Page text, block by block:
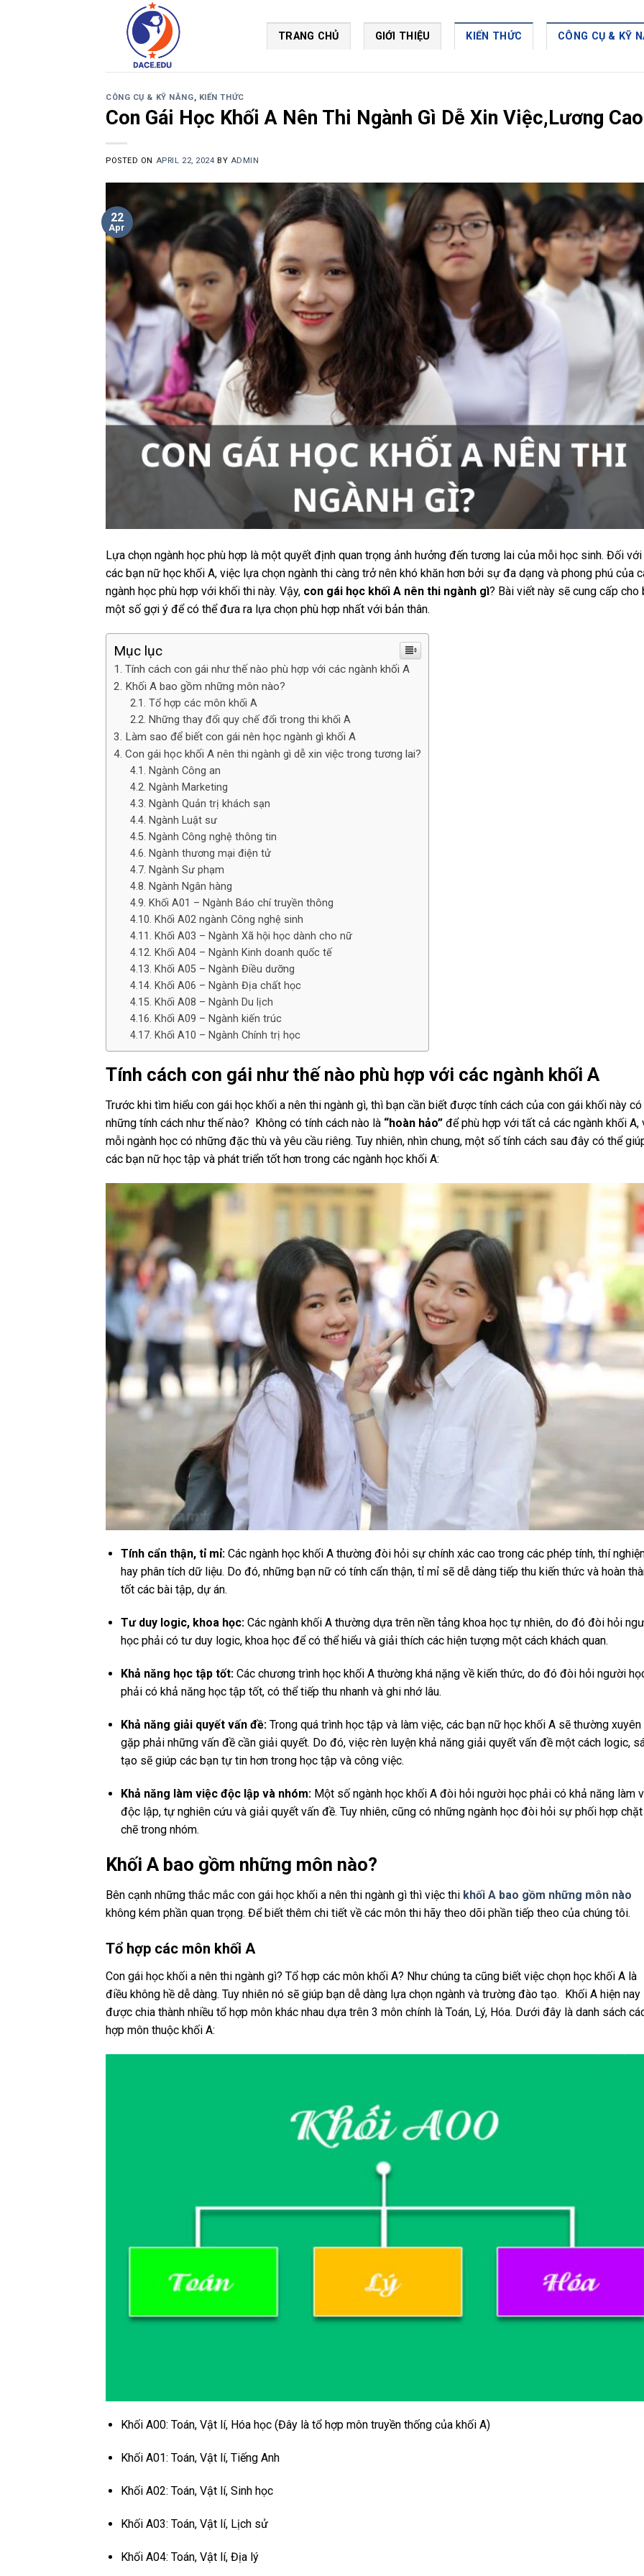
TRANG CHỦ GIỚI THIỆU KIẾN THỨC CÔNG CỤ & KỸ
CÔNG CỤ & KỸ NĂNG, KIẾN THỨC
Con Gái Học Khối A Nên Thi Ngành Gì Dễ Xin Việc,Lương Cao
POSTED ON APRIL 22, 2024 BY ADMIN
22
Apr
Lựa chọn ngành học phù hợp là một quyết định quan trọng ảnh hưởng đến tương lai của mỗi học sinh. Đối với
các bạn nữ học khối A, việc lựa chọn ngành thi càng trở nên khó khăn hơn bởi sự đa dạng và phong phú của
ngành học phù hợp với khối thi này. Vậy, con gái học khối A nên thi ngành gì? Bài viết này sẽ cung cấp cho
một số gợi ý để có thể đưa ra lựa chọn phù hợp nhất với bản thân.
Mục lục
Tính cách con gái như thế nào phù hợp với các ngành khối A
Khối A bao gồm những môn nào?
Tổ hợp các môn khối A
Những thay đổi quy chế đổi trong thi khối A
Làm sao để biết con gái nên học ngành gì khối A
Con gái học khối A nên thi ngành gì dễ xin việc trong tương lai?
Ngành Công an
Ngành Marketing
Ngành Quản trị khách sạn
Ngành Luật sư
Ngành Công nghệ thông tin
Ngành thương mại điện tử
Ngành Sư phạm
Ngành Ngân hàng
Khối A01 – Ngành Báo chí truyền thông
Khối A02 ngành Công nghệ sinh
Khối A03 – Ngành Xã hội học dành cho nữ
Khối A04 – Ngành Kinh doanh quốc tế
Khối A05 – Ngành Điều dưỡng
Khối A06 – Ngành Địa chất học
Khối A08 – Ngành Du lịch
Khối A09 – Ngành kiến trúc
Khối A10 – Ngành Chính trị học
Tính cách con gái như thế nào phù hợp với các ngành khối A
Trước khi tìm hiểu con gái học khối a nên thi ngành gì, thì bạn cần biết được tính cách của con gái khối này có
những tính cách như thế nào? Không có tính cách nào là “hoàn hảo” để phù hợp với tất cả các ngành khối A,
mỗi ngành học có những đặc thù và yêu cầu riêng. Tuy nhiên, nhìn chung, một số tính cách sau đây có thể
các bạn nữ học tập và phát triển tốt hơn trong các ngành học khối A:
Tính cẩn thận, tỉ mỉ:Các ngành học khối A thường đòi hỏi sự chính xác cao trong các phép tính, thí
hay phân tích dữ liệu. Do đó, những bạn nữ có tính cẩn thận, tỉ mỉ sẽ dễ dàng tiếp thu kiến thức và hoàn
tốt các bài tập, dự án.
Tư duy logic, khoa học:Các ngành khối A thường dựa trên nền tảng khoa học tự nhiên, do đó đòi hỏi
học phải có tư duy logic, khoa học để có thể hiểu và giải thích các hiện tượng một cách khách quan.
Khả năng học tập tốt:Các chương trình học khối A thường khá nặng về kiến thức, do đó đòi hỏi người
phải có khả năng học tập tốt, có thể tiếp thu nhanh và ghi nhớ lâu.
Khả năng giải quyết vấn đề: Trong quá trình học tập và làm việc, các bạn nữ học khối A sẽ thường xuyên
gặp phải những vấn đề cần giải quyết. Do đó, việc rèn luyện khả năng giải quyết vấn đề một cách logic,
tạo sẽ giúp các bạn tự tin hơn trong học tập và công việc.
Khả năng làm việc độc lập và nhóm:Một số ngành học khối A đòi hỏi người học phải có khả năng làm
độc lập, tự nghiên cứu và giải quyết vấn đề. Tuy nhiên, cũng có những ngành học đòi hỏi sự phối hợp chặt
chẽ trong nhóm.
Khối A bao gồm những môn nào?
Bên cạnh những thắc mắc con gái học khối a nên thi ngành gì thì việc thi khối A bao gồm những môn nào
không kém phần quan trọng. Để biết thêm chi tiết về các môn thi hãy theo dõi phần tiếp theo của chúng tôi.
Tổ hợp các môn khối A
Con gái học khối a nên thi ngành gì? Tổ hợp các môn khối A? Như chúng ta cũng biết việc chọn học khối A là
điều không hề dễ dàng. Tuy nhiên nó sẽ giúp bạn dễ dàng lựa chọn ngành và trường đào tạo. Khối A hiện nay
được chia thành nhiều tổ hợp môn khác nhau dựa trên 3 môn chính là Toán, Lý, Hóa. Dưới đây là danh sách
hợp môn thuộc khối A:
Khối A00: Toán, Vật lí, Hóa học (Đây là tổ hợp môn truyền thống của khối A)
Khối A01: Toán, Vật lí, Tiếng Anh
Khối A02: Toán, Vật lí, Sinh học
Khối A03: Toán, Vật lí, Lịch sử
Khối A04: Toán, Vật lí, Địa lý